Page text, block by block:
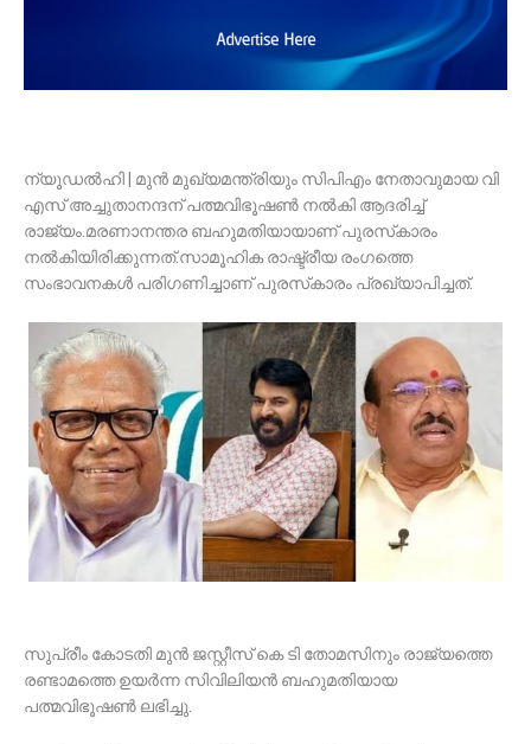
ന്യൂഡല്‍ഹി | മുന്‍ മുഖ്യമന്ത്രിയും സിപിഎം നേതാവുമായ വി
എസ് അച്ചുതാനന്ദന് പത്മവിഭൂഷണ്‍ നല്‍കി ആദരിച്ച്
രാജ്യം.മരണാനന്തര ബഹുമതിയായാണ് പുരസ്‌കാരം
നല്‍കിയിരിക്കുന്നത്.സാമൂഹിക രാഷ്ട്രീയ രംഗത്തെ
സംഭാവനകള്‍ പരിഗണിച്ചാണ് പുരസ്‌കാരം പ്രഖ്യാപിച്ചത്.
സുപ്രീം കോടതി മുൻ ജസ്റ്റീസ് കെ ടി തോമസിനും രാജ്യത്തെ
രണ്ടാമത്തെ ഉയർന്ന സിവിലിയൻ ബഹുമതിയായ
പത്മവിഭൂഷൺ ലഭിച്ചു.